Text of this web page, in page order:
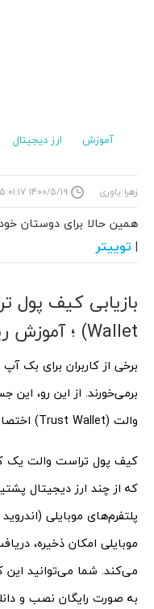
آموزش ارز دیجیتال
زهرا یاوری ۱۴۰۰/۵/۱۹ ۱۵:۰۱:۱۷
همین حالا برای دوستان
| توییتر
Wallet) ؛ آموزش ریکاوری و نحوه برگرداندن
برخی از کاربران برای
برمی‌خورند. از این رو، این
والت (Trust Wallet) اختصاص داده‌ایم. با تکراتو همراه باشید.
کیف پول تراست والت یک
که از چند ارز دیجیتال
موبایلی امکان ذخیره،
می‌کند. شما می‌توانید این
به صورت رایگان نصب و